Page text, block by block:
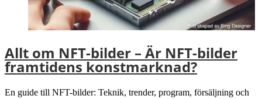
Allt om NFT-bilder – Är NFT-bilder
framtidens konstmarknad?
En guide till NFT-bilder: Teknik, trender, program, försäljning och